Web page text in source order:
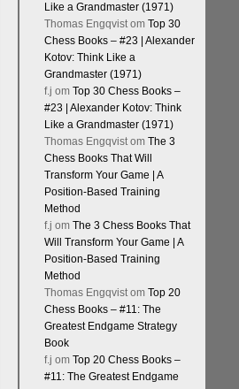
Like a Grandmaster (1971)
Thomas Engqvistom Top 30
Chess Books – #23 | Alexander
Kotov: Think Like a
Grandmaster (1971)
f.j om Top 30 Chess Books –
#23 | Alexander Kotov: Think
Like a Grandmaster (1971)
Thomas Engqvistom The 3
Chess Books That Will
Transform Your Game | A
Position-Based Training
Method
f.j om The 3 Chess Books That
Will Transform Your Game | A
Position-Based Training
Method
Thomas Engqvistom Top 20
Chess Books – #11: The
Greatest Endgame Strategy
Book
f.j om Top 20 Chess Books –
#11: The Greatest Endgame